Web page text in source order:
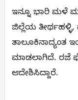
ಇನ್ನೂ ಭಾರಿ ಮಳೆ
ಜಿಲ್ಲೆಯ ತೀರ್ಥಹಳ್ಳಿ,
ತಾಲೂಕಿನಾದ್ಯಂತ
ಮಾಡಲಾಗಿದೆ. ರಜೆ
ಆದೇಶಿಸಿದ್ದಾರೆ.